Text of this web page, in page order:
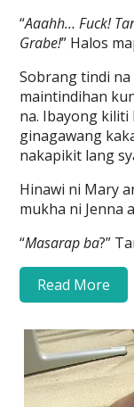
“Aaahh… Fuck!
Grabe!” Halos
Sobrang tindi
maintindihan
na. Ibayong kiliti
ginagawang
nakapikit lang
Hinawi ni Mary
mukha ni Jenna
“Masarap ba?”
Read More